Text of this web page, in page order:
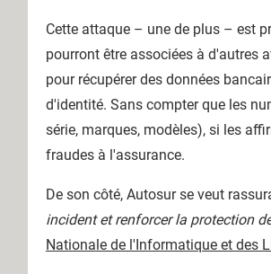
Cette attaque – une de plus – est
pourront être associées à d'autres
pour récupérer des données
d'identité. Sans compter que les
série, marques, modèles), si les
fraudes à l'assurance.
De son côté, Autosur se veut
incident et renforcer la protection
Nationale de l'Informatique et des